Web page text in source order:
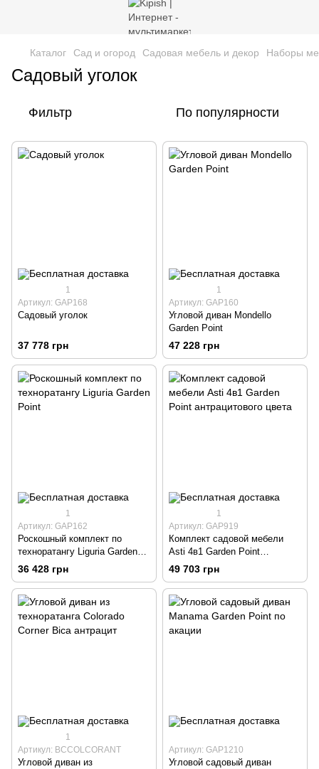
Каталог Сад и огород Cадовая мебель и декор Наборы
Садовый уголок
Фильтр По популярности
1
Артикул: GAP168
Садовый уголок
37 778 грн
1
Артикул: GAP160
Угловой диван Mondello
Garden Point
47 228 грн
1
Артикул: GAP162
Роскошный комплект по
техноратангу Liguria Garden
Point
36 428 грн
1
Артикул: GAP919
Комплект садовой мебели
Asti 4в1 Garden Point
антрацитового цвета
49 703 грн
1
Артикул: BCCOLCORANT
Угловой диван из
Артикул: GAP1210
Угловой садовый диван